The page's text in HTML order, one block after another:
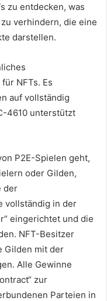
zu entdecken, was
verhindern, die eine
darstellen.
NFTs. Es
auf vollständig
4610 unterstützt
P2E-Spielen geht,
oder Gilden,
der
vollständig in der
eingerichtet und die
NFT-Besitzer
Gilden mit der
Alle Gewinne
zur
Parteien in